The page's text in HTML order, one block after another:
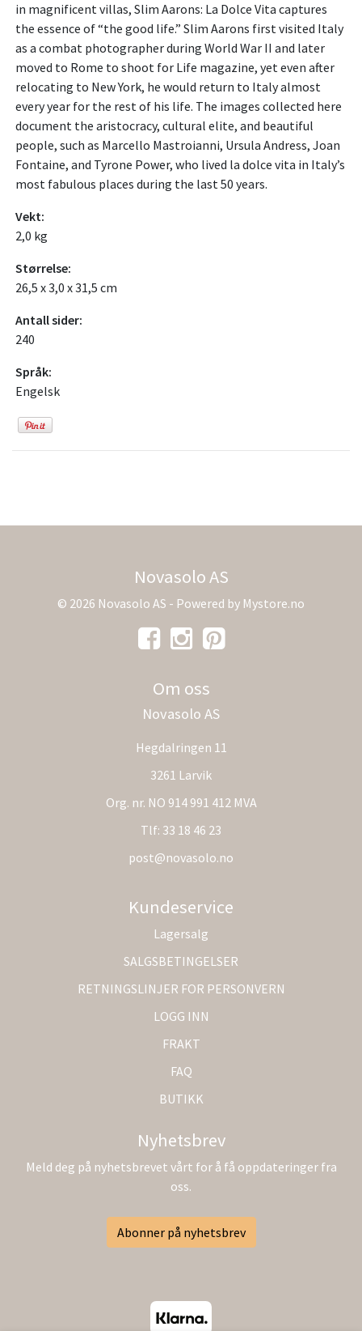
in magnificent villas, Slim Aarons: La Dolce Vita captures
the essence of “the good life.” Slim Aarons first visited Italy
as a combat photographer during World War II and later
moved to Rome to shoot for Life magazine, yet even after
relocating to New York, he would return to Italy almost
every year for the rest of his life. The images collected here
document the aristocracy, cultural elite, and beautiful
people, such as Marcello Mastroianni, Ursula Andress, Joan
Fontaine, and Tyrone Power, who lived la dolce vita in Italy’s
most fabulous places during the last 50 years.
Vekt:
2,0 kg
Størrelse:
26,5 x 3,0 x 31,5 cm
Antall sider:
240
Språk:
Engelsk
Novasolo AS
© 2026 Novasolo AS - Powered by Mystore.no
Om oss
Novasolo AS
Hegdalringen 11
3261 Larvik
Org. nr. NO 914 991 412 MVA
Tlf: 33 18 46 23
post@novasolo.no
Kundeservice
Lagersalg
SALGSBETINGELSER
RETNINGSLINJER FOR PERSONVERN
LOGG INN
FRAKT
FAQ
BUTIKK
Nyhetsbrev
Meld deg på nyhetsbrevet vårt for å få oppdateringer fra
oss.
Abonner på nyhetsbrev